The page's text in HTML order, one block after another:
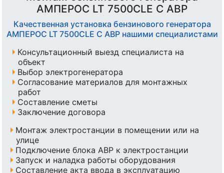
АМПЕРОС LT 7500CLE С АВР
Качественная установка бензинового генератора
АМПЕРОС LT 7500CLE С АВР нашими специалистами
Консультационный выезд специалиста на
объект
Выбор электрогенератора
Согласование материалов для монтажных
работ
Составление сметы
Заключение договора
Монтаж электростанции в помещении или на
улице
Подключение блока АВР к электростанции
Запуск и наладка работы оборудования
Составление акта ввода в эксплуатацию